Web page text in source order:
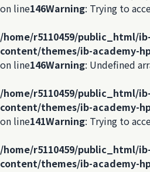
on line146Warning: Trying to
/home/r5110459/public_html/
content/themes/ib-academy-
on line146Warning: Undefined
/home/r5110459/public_html/
content/themes/ib-academy-
on line141Warning: Trying to
/home/r5110459/public_html/
content/themes/ib-academy-